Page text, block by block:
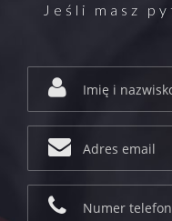
Jeśli masz